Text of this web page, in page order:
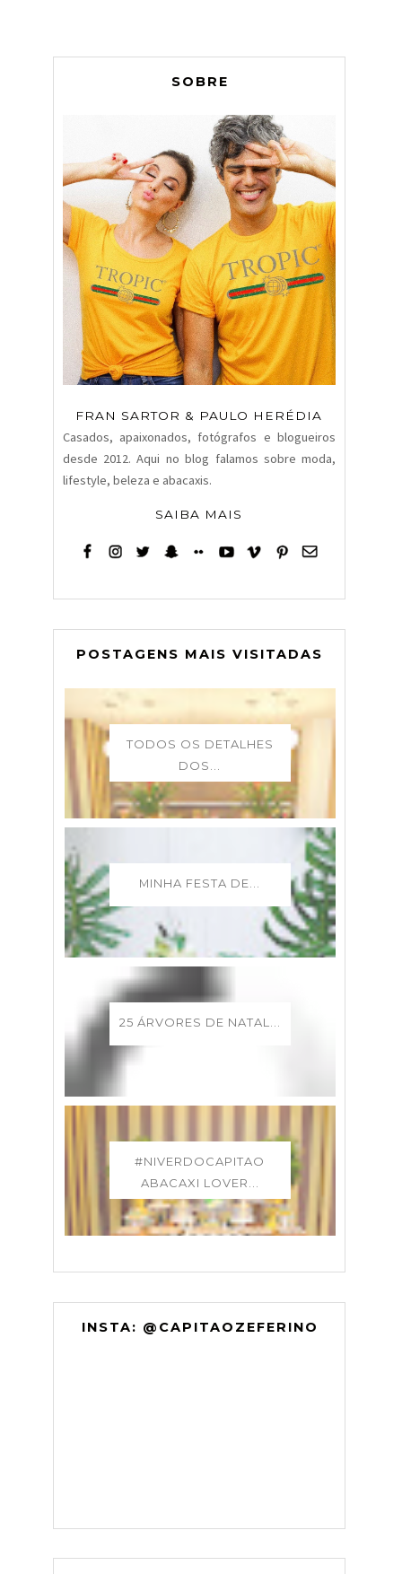
SOBRE
FRAN SARTOR & PAULO HERÉDIA
Casados, apaixonados, fotógrafos e blogueiros
desde 2012. Aqui no blog falamos sobre moda,
lifestyle, beleza e abacaxis.
SAIBA MAIS
POSTAGENS MAIS VISITADAS
TODOS OS DETALHES
DOS...
MINHA FESTA DE...
25 ÁRVORES DE NATAL...
#NIVERDOCAPITAO
ABACAXI LOVER...
INSTA: @CAPITAOZEFERINO